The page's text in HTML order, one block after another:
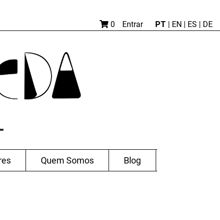
0 Entrar PT | EN | ES | DE
Quem Somos Blog